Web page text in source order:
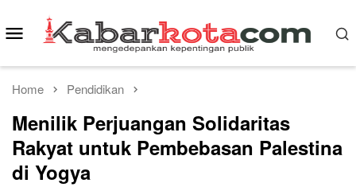
to
content
Mobile
Menu
Home Pendidikan
Menilik Perjuangan Solidaritas
Rakyat untuk Pembebasan Palestina
di Yogya